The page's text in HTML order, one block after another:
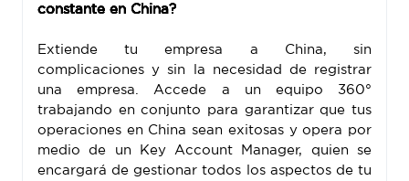
constante en China?
Extiende tu empresa a China, sin
complicaciones y sin la necesidad de registrar
una empresa. Accede a un equipo 360°
trabajando en conjunto para garantizar que tus
operaciones en China sean exitosas y opera por
medio de un Key Account Manager, quien se
encargará de gestionar todos los aspectos de tu